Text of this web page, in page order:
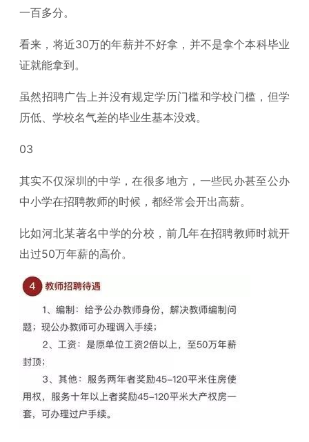
一百多分。
看来，将近30万的年薪并不好拿，并不是拿个本科毕业
证就能拿到。
虽然招聘广告上并没有规定学历门槛和学校门槛，但学
历低、学校名气差的毕业生基本没戏。
03
其实不仅深圳的中学，在很多地方，一些民办甚至公办
中小学在招聘教师的时候，都经常会开出高薪。
比如河北某著名中学的分校，前几年在招聘教师时就开
出过50万年薪的高价。